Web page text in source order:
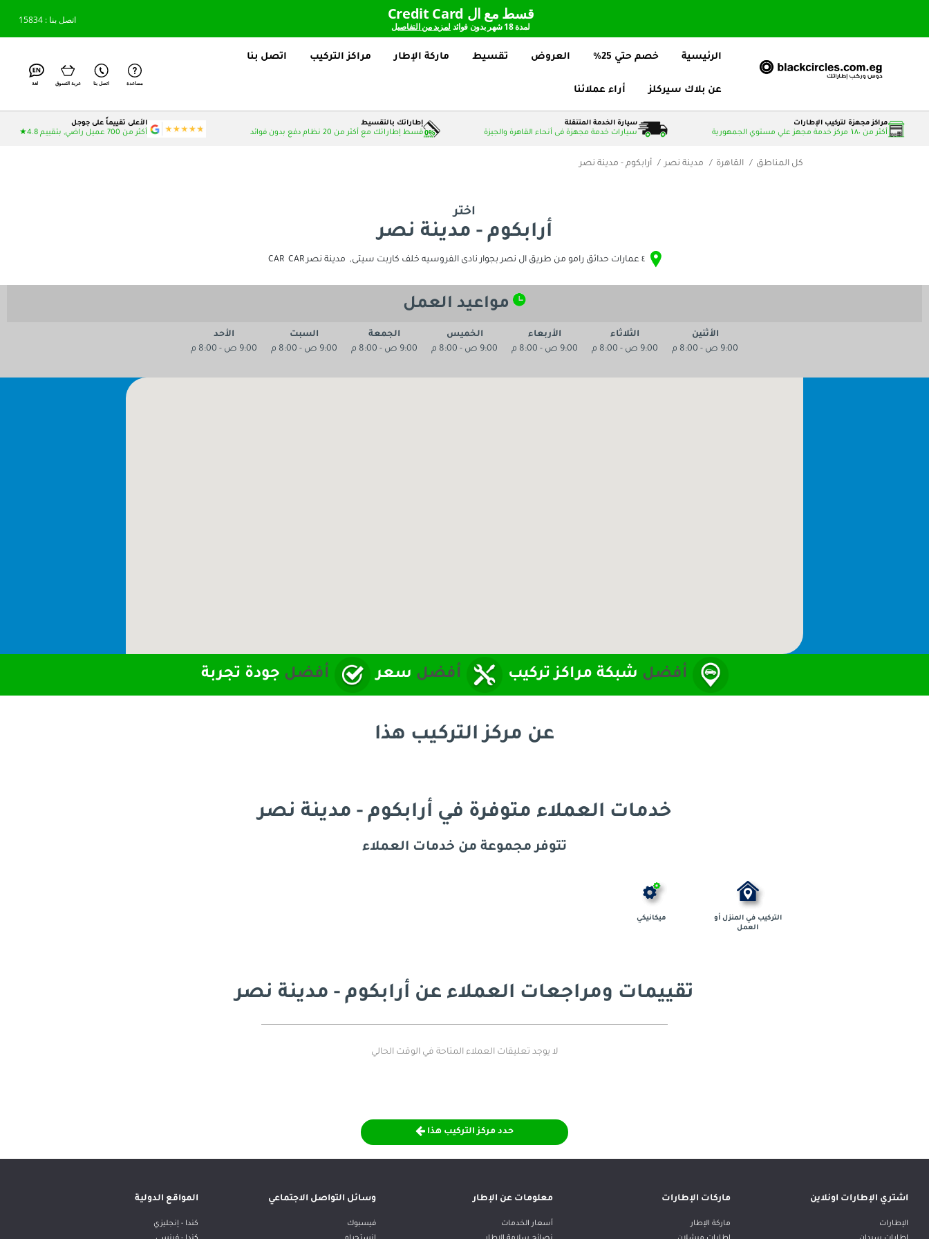
اتصل بنا : 15834 قسط مع ال Credit Card
لمدة 18 شهر بدون فوائد لمزيد من التفاصيل
الرئيسية خصم حتي 25% العروض تقسيط ماركة الإطار مراكز التركيب اتصل بنا
عن بلاك سيركلز أراء عملائنا
مساعدة اتصل بنا عربة التسوق لغة
مراكز مجهزة لتركيب الإطارات
أكثر من ۱٨٠ مركز خدمة مجهز علي مستوي الجمهورية
سيارة الخدمة المتنقلة
سيارات خدمة مجهزة فى أنحاء القاهرة والجيزة
إطاراتك بالتقسيط
قسط إطاراتك مع أكثر من 20 نظام دفع بدون فوائد
الأعلى تقييماً على جوجل
أكثر من 700 عميل راضي, بتقييم 4.8★
كل المناطق القاهرة مدينة نصر أرابكوم - مدينة نصر
اختر
أرابكوم - مدينة نصر
٤ عمارات حدائق رامو من طريق ال نصر بجوار نادى الفروسيه خلف كاربت سيتى , مدينة نصر CAR CAR
مواعيد العمل
الأثنين
9:00 ص - 8:00 م
الثلاثاء
9:00 ص - 8:00 م
الأربعاء
9:00 ص - 8:00 م
الخميس
9:00 ص - 8:00 م
الجمعة
9:00 ص - 8:00 م
السبت
9:00 ص - 8:00 م
الأحد
9:00 ص - 8:00 م
أفضل شبكة مراكز تركيب أفضل سعر أفضل جودة تجربة
عن مركز التركيب هذا
خدمات العملاء متوفرة في أرابكوم - مدينة نصر
تتوفر مجموعة من خدمات العملاء
التركيب في المنزل أو
العمل
ميكانيكي
تقييمات ومراجعات العملاء عن أرابكوم - مدينة نصر
لا يوجد تعليقات العملاء المتاحة في الوقت الحالي
حدد مركز التركيب هذا
اشتري الإطارات اونلاين
الإطارات
ماركات الإطارات
ماركة الإطار
معلومات عن الإطار
أسعار الخدمات
وسائل التواصل الاجتماعي
فيسبوك
المواقع الدولية
كندا - إنجليزي